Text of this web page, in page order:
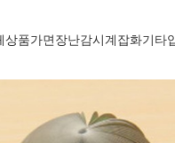
상품가면장난감시계잡화기타